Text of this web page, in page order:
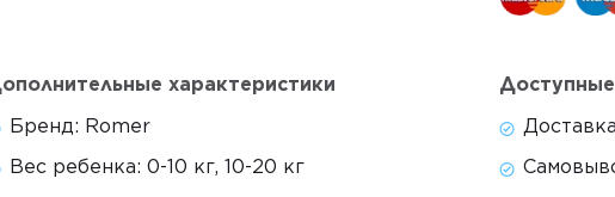
характеристики
Бренд: Romer
Вес ребенка: 0-10 кг, 10-20 кг